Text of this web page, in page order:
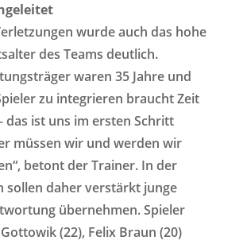
wurde auch das hohe
des Teams deutlich.
waren 35 Jahre und
zu integrieren braucht Zeit
das ist uns im ersten Schritt
müssen wir und werden wir
betont der Trainer. In der
sollen daher verstärkt junge
übernehmen. Spieler
(22), Felix Braun (20)